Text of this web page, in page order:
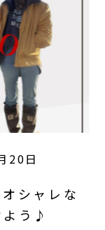
20日
シャレな
よう♪